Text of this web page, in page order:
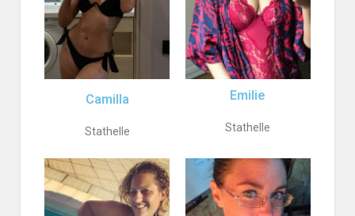
Camilla
Stathelle
Emilie
Stathelle